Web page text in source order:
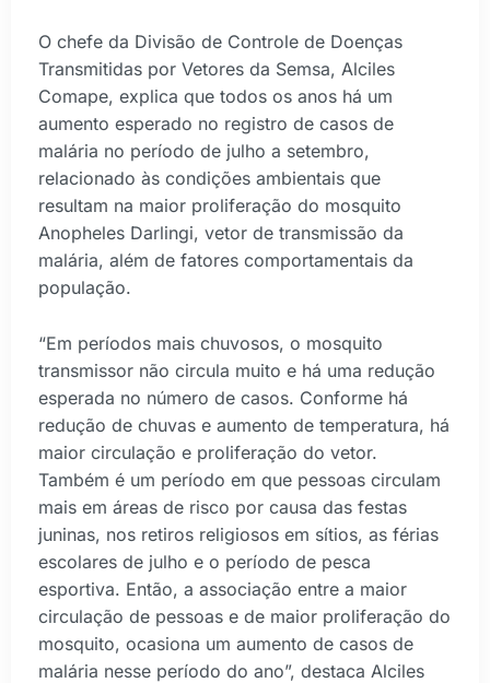
O chefe da Divisão de Controle de Doenças
Transmitidas por Vetores da Semsa, Alciles
Comape, explica que todos os anos há um
aumento esperado no registro de casos de
malária no período de julho a setembro,
relacionado às condições ambientais que
resultam na maior proliferação do mosquito
Anopheles Darlingi, vetor de transmissão da
malária, além de fatores comportamentais da
população.
“Em períodos mais chuvosos, o mosquito
transmissor não circula muito e há uma redução
esperada no número de casos. Conforme há
redução de chuvas e aumento de temperatura, há
maior circulação e proliferação do vetor.
Também é um período em que pessoas circulam
mais em áreas de risco por causa das festas
juninas, nos retiros religiosos em sítios, as férias
escolares de julho e o período de pesca
esportiva. Então, a associação entre a maior
circulação de pessoas e de maior proliferação do
mosquito, ocasiona um aumento de casos de
malária nesse período do ano”, destaca Alciles